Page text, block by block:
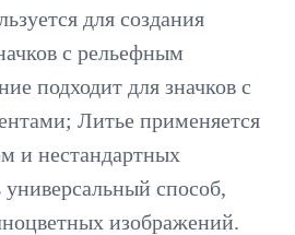
для создания
с рельефным
подходит для значков с
Литье применяется
и нестандартных
способ,
изображений.